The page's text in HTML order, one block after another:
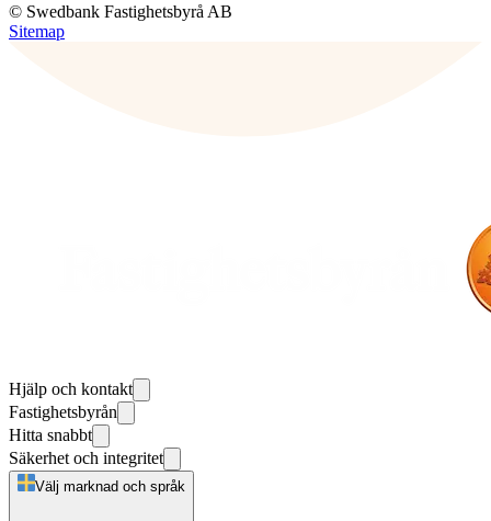
© Swedbank Fastighetsbyrå AB
Sitemap
Hjälp och kontakt
Fastighetsbyrån
Hitta snabbt
Säkerhet och integritet
Välj marknad och språk